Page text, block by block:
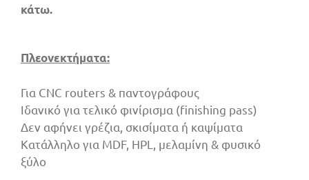
κάτω.
Πλεονεκτήματα:
Για CNC routers & παντογράφους
Ιδανικό για τελικό φινίρισμα (finishing pass)
Δεν αφήνει γρέζια, σκισίματα ή καψίματα
Κατάλληλο για MDF, HPL, μελαμίνη & φυσικό
ξύλο